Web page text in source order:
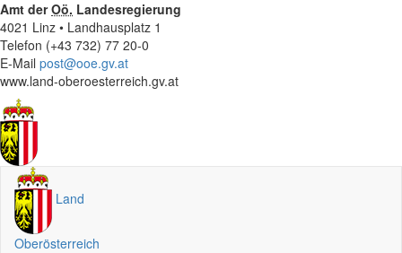
Amt derOö. Landesregierung
4021 Linz • Landhausplatz 1
Telefon (+43 732) 77 20-0
E-Mail post@ooe.gv.at
www.land-oberoesterreich.gv.at
Land
Oberösterreich